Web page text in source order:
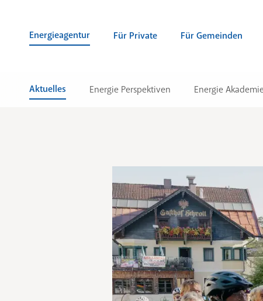
Energieagentur Für Private Für Gemeinden
Aktuelles Energie Perspektiven Energie Akademie